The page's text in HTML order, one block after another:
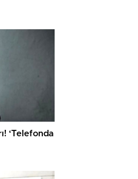
‘Telefonda